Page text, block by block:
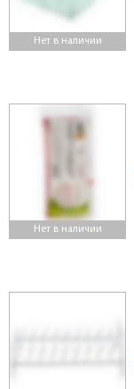
Нет в наличии
Нет в наличии